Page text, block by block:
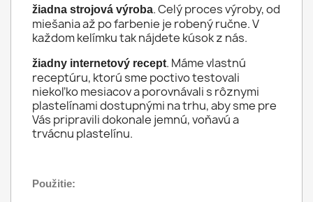
žiadna strojová výroba. Celý proces výroby, od
miešania až po farbenie je robený ručne. V
každom kelímku tak nájdete kúsok z nás.
žiadny internetový recept. Máme vlastnú
receptúru, ktorú sme poctivo testovali
niekoľko mesiacov a porovnávali s rôznymi
plastelínami dostupnými na trhu, aby sme pre
Vás pripravili dokonale jemnú, voňavú a
trvácnu plastelínu.
Použitie: